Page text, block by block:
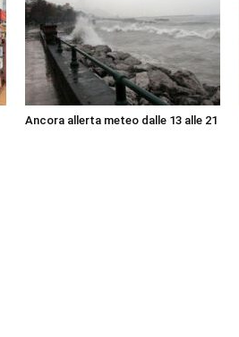
Ancora allerta meteo dalle 13 alle 21